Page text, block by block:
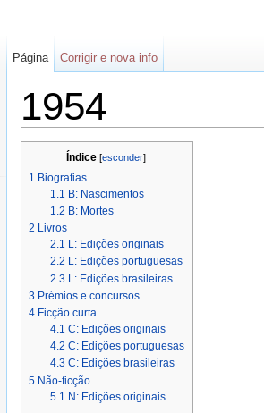
1954
Índice[esconder]
1 Biografias
1.1 B: Nascimentos
1.2 B: Mortes
2 Livros
2.1 L: Edições originais
2.2 L: Edições portuguesas
2.3 L: Edições brasileiras
3 Prémios e concursos
4 Ficção curta
4.1 C: Edições originais
4.2 C: Edições portuguesas
4.3 C: Edições brasileiras
5 Não-ficção
5.1 N: Edições originais
Página Corrigir e nova info